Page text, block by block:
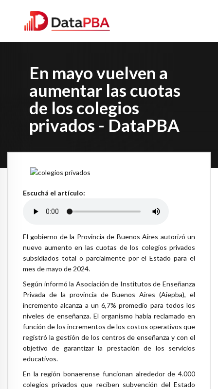
En mayo vuelven a
aumentar las cuotas
de los colegios
privados - DataPBA
Escuchá el artículo:
El gobierno de la Provincia de Buenos Aires autorizó un
nuevo aumento en las cuotas de los colegios privados
subsidiados total o parcialmente por el Estado para el
mes de mayo de 2024.
Según informó la Asociación de Institutos de Enseñanza
Privada de la provincia de Buenos Aires (Aiepba), el
incremento alcanza a un 6,7% promedio para todos los
niveles de enseñanza. El organismo había reclamado en
función de los incrementos de los costos operativos que
registró la gestión de los centros de enseñanza y con el
objetivo de garantizar la prestación de los servicios
educativos.
En la región bonaerense funcionan alrededor de 4.000
colegios privados que reciben subvención del Estado